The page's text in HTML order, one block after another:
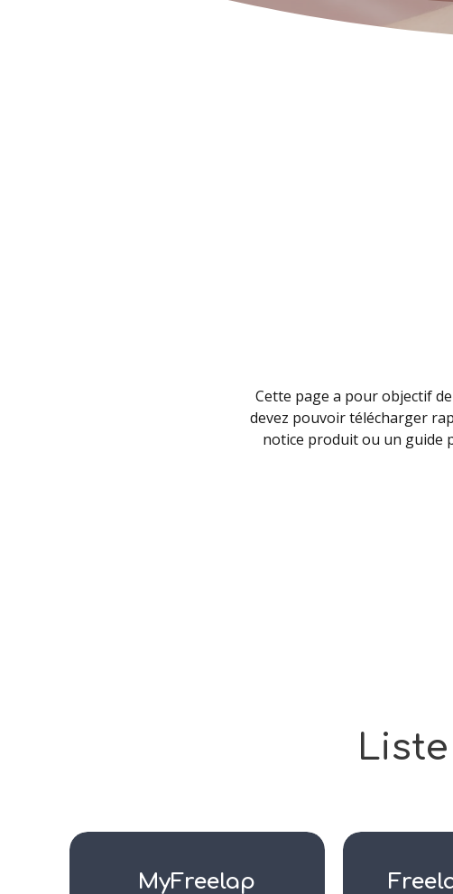
Cette page a pour objectif
devez pouvoir télécharger
notice produit ou un guide
Liste
MyFreelap